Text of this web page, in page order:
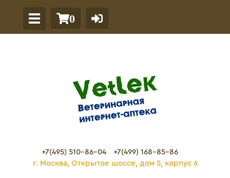
0
+7(495) 510-86-04
+7(499) 168-85-86
г. Москва, Открытое шоссе, дом 5, корпус 6